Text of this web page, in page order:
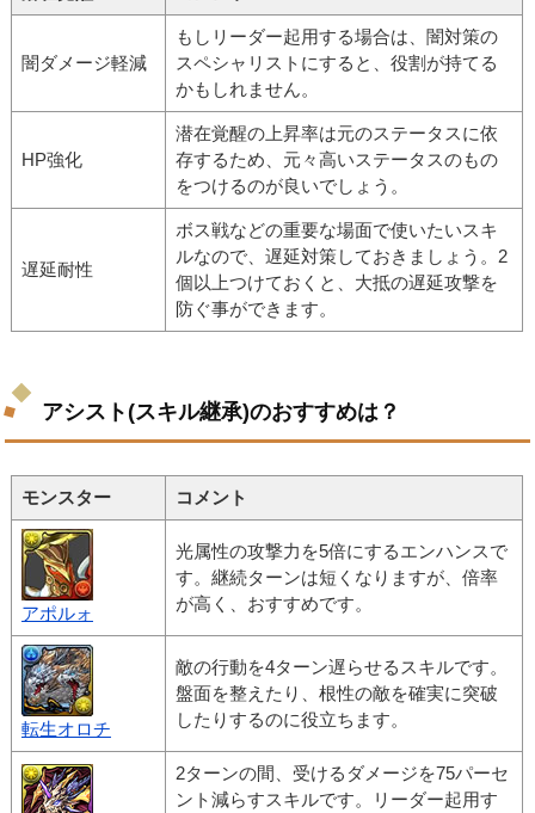
闇ダメージ軽減
もしリーダー起用する場合は、闇対策の
スペシャリストにすると、役割が持てる
かもしれません。
HP強化
潜在覚醒の上昇率は元のステータスに依
存するため、元々高いステータスのもの
をつけるのが良いでしょう。
遅延耐性
ボス戦などの重要な場面で使いたいスキ
ルなので、遅延対策しておきましょう。2
個以上つけておくと、大抵の遅延攻撃を
防ぐ事ができます。
アシスト(スキル継承)のおすすめは？
モンスター コメント
アポルォ
光属性の攻撃力を5倍にするエンハンスで
す。継続ターンは短くなりますが、倍率
が高く、おすすめです。
転生オロチ
敵の行動を4ターン遅らせるスキルです。
盤面を整えたり、根性の敵を確実に突破
したりするのに役立ちます。
2ターンの間、受けるダメージを75パーセ
ント減らすスキルです。リーダー起用す